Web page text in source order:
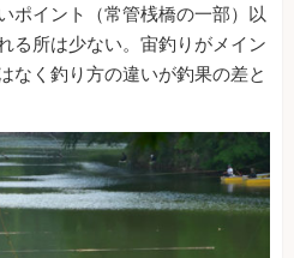
ポイント（常管桟橋の一部）以
る所は少ない。宙釣りがメイン
なく釣り方の違いが釣果の差と